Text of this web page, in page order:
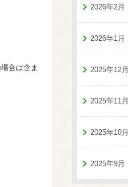
合は含ま
2026年2月
2026年1月
2025年12月
2025年11月
2025年10月
2025年9月